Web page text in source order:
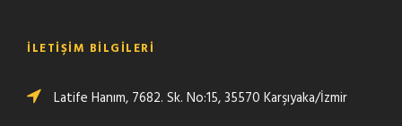
İLETIŞIM BILGILERI
Latife Hanım, 7682. Sk. No:15, 35570 Karşıyaka/İzmir